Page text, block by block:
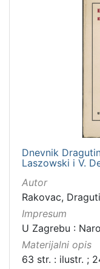
Dnevnik
Laszowski i V.
Autor
Rakovac,
Impresum
U Zagrebu :
Materijalni opis
63 str. : ilustr. ;